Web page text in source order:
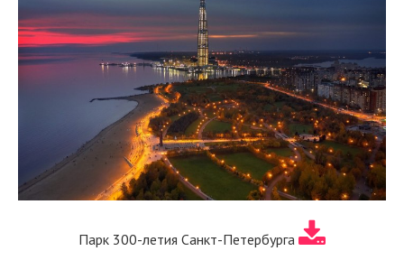
Парк 300-летия Санкт-Петербурга